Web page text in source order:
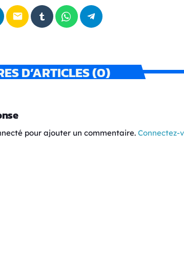
email
D’ARTICLES (0)
pour ajouter un commentaire. Connectez-